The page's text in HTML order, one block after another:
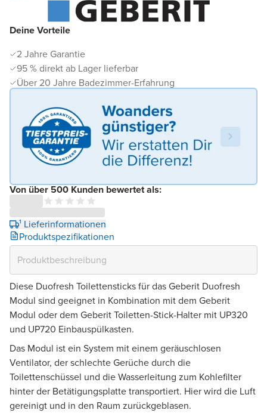
Deine Vorteile
2 Jahre Garantie
95 % direkt ab Lager lieferbar
Über 20 Jahre Badezimmer-Erfahrung
Von über 500 Kunden bewertet als:
¹ Lieferinformationen
Produktspezifikationen
Diese Duofresh Toilettensticks für das Geberit Duofresh
Modul sind geeignet in Kombination mit dem Geberit
Modul oder dem Geberit Toiletten-Stick-Halter mit UP320
und UP720 Einbauspülkasten.
Das Modul ist ein System mit einem geräuschlosen
Ventilator, der schlechte Gerüche durch die
Toilettenschüssel und die Wasserleitung zum Kohlefilter
hinter der Betätigungsplatte transportiert. Hier wird die Luft
gereinigt und in den Raum zurückgeblasen.